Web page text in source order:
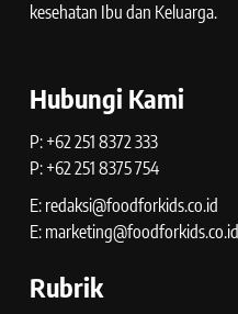
kesehatan Ibu dan Keluarga.
Hubungi Kami
P: +62 251 8372 333
P: +62 251 8375 754
E: redaksi@foodforkids.co.id
E: marketing@foodforkids.co.id
Rubrik